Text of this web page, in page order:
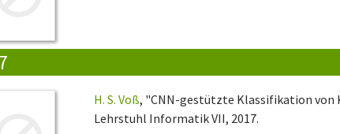
H. S. Voß, "CNN-gestützte Klassifikation
Lehrstuhl Informatik VII, 2017.